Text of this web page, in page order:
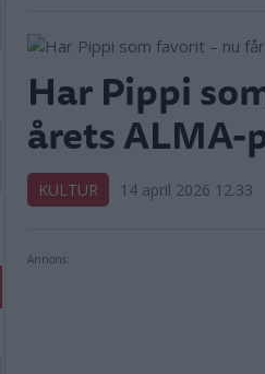
Har Pippi
årets ALMA-
KULTUR 14 april 2026 12.33
Annons: